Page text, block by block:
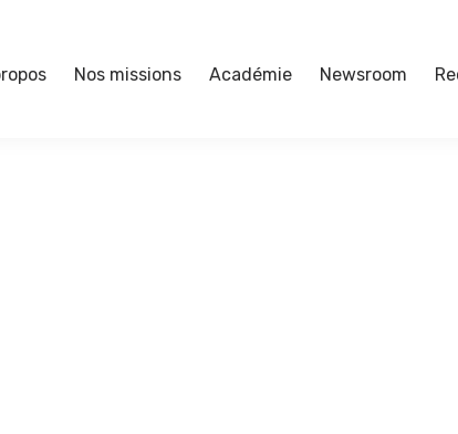
Nos missions Académie Newsroom